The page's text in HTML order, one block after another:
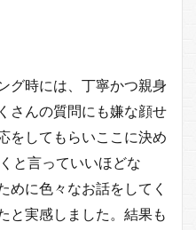
グ時には、丁寧かつ親身
さんの質問にも嫌な顔せ
をしてもらいここに決め
と言っていいほどな
めに色々なお話をしてく
と実感しました。結果も